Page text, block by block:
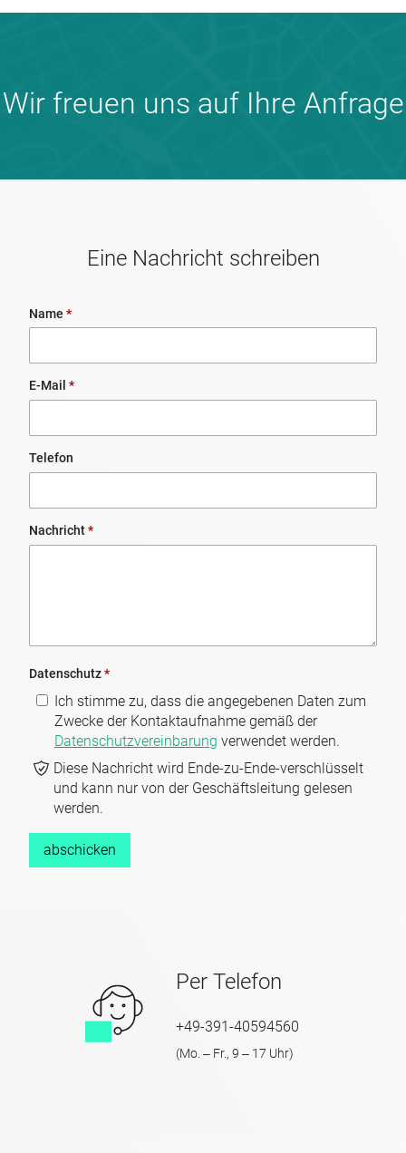
Wir freuen uns auf Ihre Anfrage
Eine Nachricht schreiben
Name *
E-Mail *
Telefon
Nachricht*
Datenschutz*
Ich stimme zu, dass die angegebenen Daten zum
Zwecke der Kontaktaufnahme gemäß der
Datenschutzvereinbarung verwendet werden.
Diese Nachricht wird Ende-zu-Ende-verschlüsselt
und kann nur von der Geschäftsleitung gelesen
werden.
abschicken
Per Telefon
+49-391-40594560
(Mo. ‒ Fr., 9 ‒ 17 Uhr)